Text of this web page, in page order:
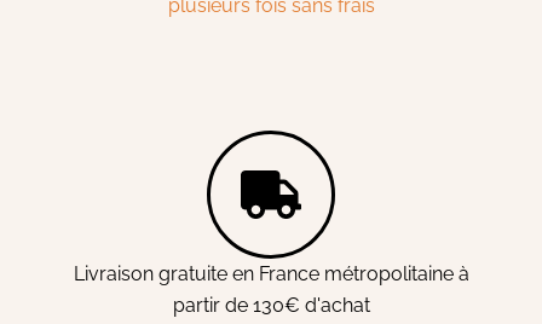
plusieurs fois sans frais
Livraison gratuite en France métropolitaine à
partir de 130€ d'achat